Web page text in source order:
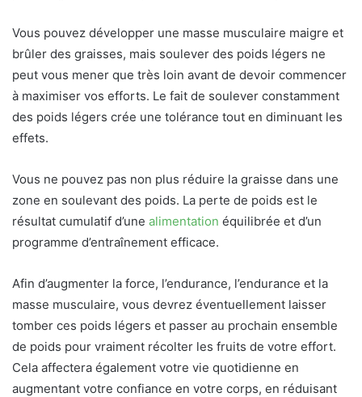
Vous pouvez développer une masse musculaire maigre et
brûler des graisses, mais soulever des poids légers ne
peut vous mener que très loin avant de devoir commencer
à maximiser vos efforts. Le fait de soulever constamment
des poids légers crée une tolérance tout en diminuant les
effets.
Vous ne pouvez pas non plus réduire la graisse dans une
zone en soulevant des poids. La perte de poids est le
résultat cumulatif d’une alimentation équilibrée et d’un
programme d’entraînement efficace.
Afin d’augmenter la force, l’endurance, l’endurance et la
masse musculaire, vous devrez éventuellement laisser
tomber ces poids légers et passer au prochain ensemble
de poids pour vraiment récolter les fruits de votre effort.
Cela affectera également votre vie quotidienne en
augmentant votre confiance en votre corps, en réduisant